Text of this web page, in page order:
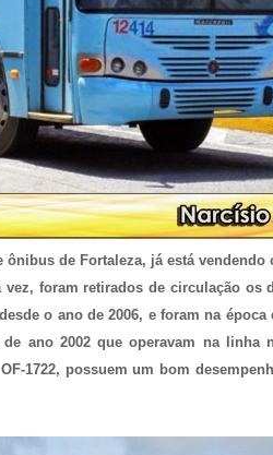
ônibus de Fortaleza, já está
foram retirados de circulação os
o ano de 2006, e foram na
ano 2002 que operavam na linha
1722, possuem um bom